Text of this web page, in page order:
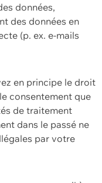
données,
des données en
(p. ex. e-mails
en principe le droit
consentement que
de traitement
dans le passé ne
par votre